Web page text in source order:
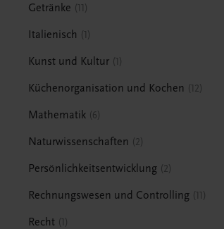
Getränke 11
Italienisch 1
Kunst und Kultur 1
Küchenorganisation und Kochen 12
Mathematik 6
Naturwissenschaften 2
Persönlichkeitsentwicklung 2
Rechnungswesen und Controlling 11
Recht 1